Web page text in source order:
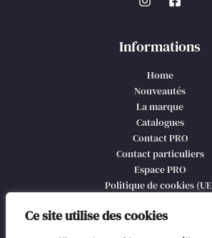
Ce site utilise des cookies
Informations
Home
Nouveautés
La marque
Catalogues
Contact PRO
Contact particuliers
Espace PRO
Politique de cookies